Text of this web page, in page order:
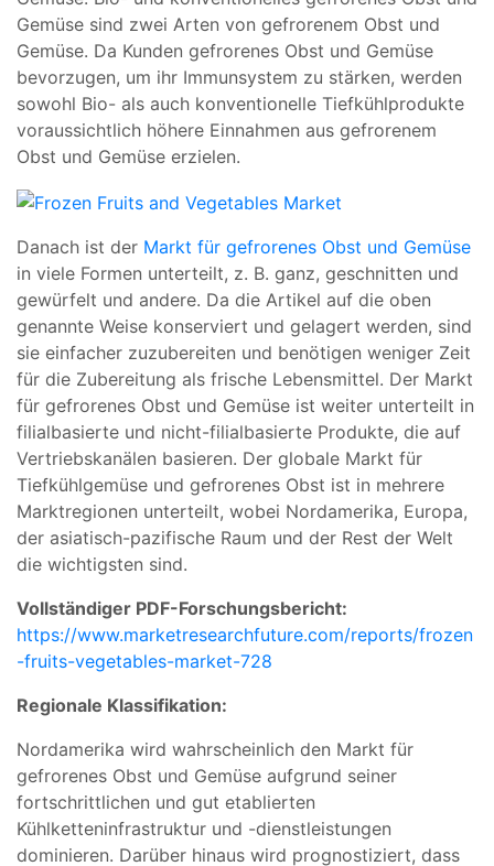
Gemüse sind zwei Arten von gefrorenem Obst und
Gemüse. Da Kunden gefrorenes Obst und Gemüse
bevorzugen, um ihr Immunsystem zu stärken, werden
sowohl Bio- als auch konventionelle Tiefkühlprodukte
voraussichtlich höhere Einnahmen aus gefrorenem
Obst und Gemüse erzielen.
Danach ist der Markt für gefrorenes Obst und Gemüse
in viele Formen unterteilt, z. B. ganz, geschnitten und
gewürfelt und andere. Da die Artikel auf die oben
genannte Weise konserviert und gelagert werden, sind
sie einfacher zuzubereiten und benötigen weniger Zeit
für die Zubereitung als frische Lebensmittel. Der Markt
für gefrorenes Obst und Gemüse ist weiter unterteilt in
filialbasierte und nicht-filialbasierte Produkte, die auf
Vertriebskanälen basieren. Der globale Markt für
Tiefkühlgemüse und gefrorenes Obst ist in mehrere
Marktregionen unterteilt, wobei Nordamerika, Europa,
der asiatisch-pazifische Raum und der Rest der Welt
die wichtigsten sind.
Vollständiger PDF-Forschungsbericht:
https://www.marketresearchfuture.com/reports/frozen
-fruits-vegetables-market-728
Regionale Klassifikation:
Nordamerika wird wahrscheinlich den Markt für
gefrorenes Obst und Gemüse aufgrund seiner
fortschrittlichen und gut etablierten
Kühlketteninfrastruktur und -dienstleistungen
dominieren. Darüber hinaus wird prognostiziert, dass